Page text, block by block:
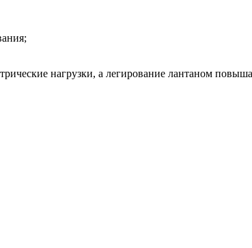
нагрузки, а легирование лантаном